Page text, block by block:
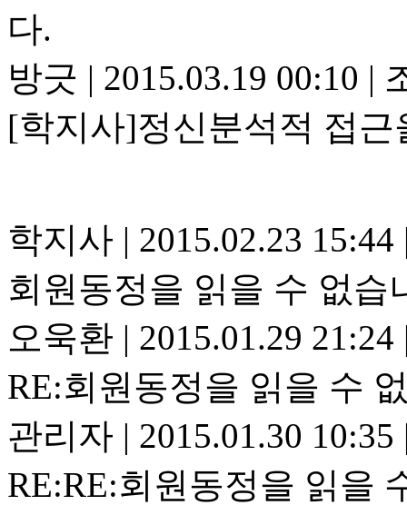
다.
방긋 | 2015.03.19 00:10 |
[학지사]정신분석적 접
학지사 | 2015.02.23 15:44
회원동정을 읽을 수 없습
오욱환 | 2015.01.29 21:24
RE:회원동정을 읽을 수
관리자 | 2015.01.30 10:35
RE:RE:회원동정을 읽을